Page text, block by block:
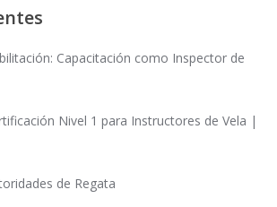
Capacitación como Inspector de
Nivel 1 para Instructores de Vela |
de Regata